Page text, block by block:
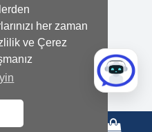
her zaman
ve Çerez